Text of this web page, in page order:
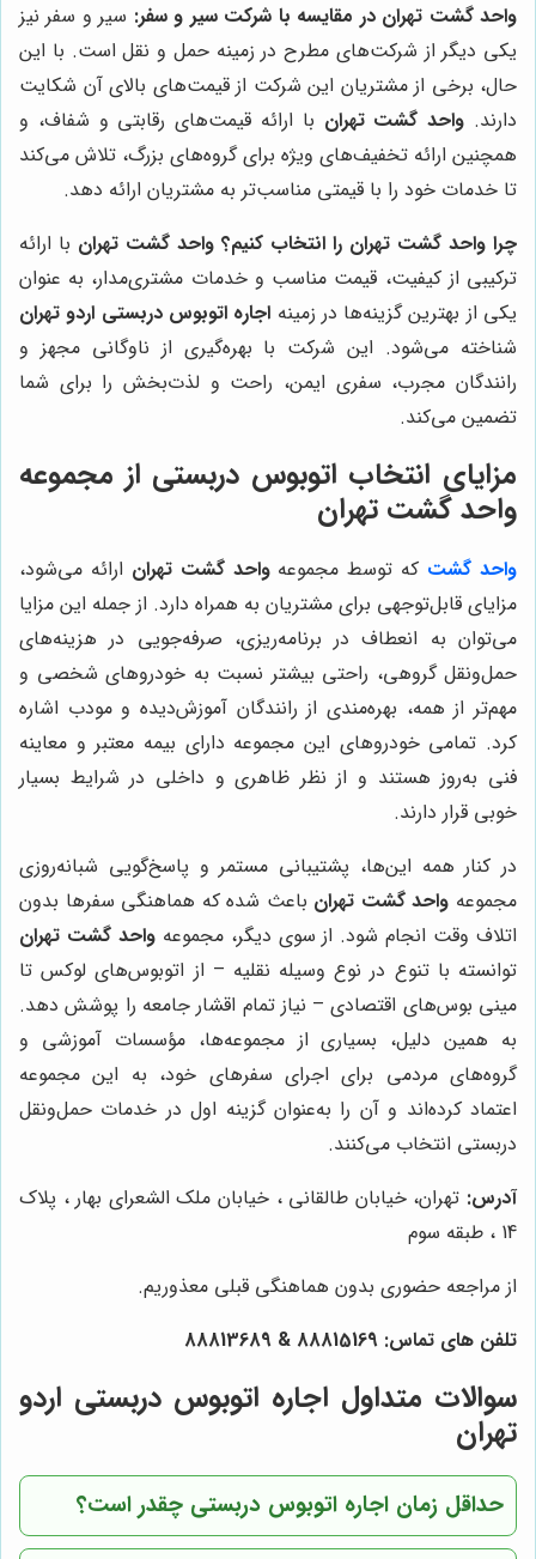
واحد گشت تهران در مقایسه با شرکت سیر و سفر: سیر و سفر نیز
یکی دیگر از شرکت‌های مطرح در زمینه حمل و نقل است. با این
حال، برخی از مشتریان این شرکت از قیمت‌های بالای آن شکایت
دارند. واحد گشت تهران با ارائه قیمت‌های رقابتی و شفاف، و
همچنین ارائه تخفیف‌های ویژه برای گروه‌های بزرگ، تلاش می‌کند
تا خدمات خود را با قیمتی مناسب‌تر به مشتریان ارائه دهد.
چرا واحد گشت تهران را انتخاب کنیم؟ واحد گشت تهران با ارائه
ترکیبی از کیفیت، قیمت مناسب و خدمات مشتری‌مدار، به عنوان
یکی از بهترین گزینه‌ها در زمینه اجاره اتوبوس دربستی اردو تهران
شناخته می‌شود. این شرکت با بهره‌گیری از ناوگانی مجهز و
رانندگان مجرب، سفری ایمن، راحت و لذت‌بخش را برای شما
تضمین می‌کند.
مزایای انتخاب اتوبوس دربستی از مجموعه
واحد گشت تهران
واحد گشت که توسط مجموعهواحد گشت تهران ارائه می‌شود،
مزایای قابل‌توجهی برای مشتریان به همراه دارد. از جمله این مزایا
می‌توان به انعطاف در برنامه‌ریزی، صرفه‌جویی در هزینه‌های
حمل‌ونقل گروهی، راحتی بیشتر نسبت به خودروهای شخصی و
مهم‌تر از همه، بهره‌مندی از رانندگان آموزش‌دیده و مودب اشاره
کرد. تمامی خودروهای این مجموعه دارای بیمه معتبر و معاینه
فنی به‌روز هستند و از نظر ظاهری و داخلی در شرایط بسیار
خوبی قرار دارند.
در کنار همه این‌ها، پشتیبانی مستمر و پاسخ‌گویی شبانه‌روزی
مجموعه واحد گشت تهران باعث شده که هماهنگی سفرها بدون
اتلاف وقت انجام شود. از سوی دیگر، مجموعهواحد گشت تهران
توانسته با تنوع در نوع وسیله نقلیه – از اتوبوس‌های لوکس تا
مینی بوس‌های اقتصادی – نیاز تمام اقشار جامعه را پوشش دهد.
به همین دلیل، بسیاری از مجموعه‌ها، مؤسسات آموزشی و
گروه‌های مردمی برای اجرای سفرهای خود، به این مجموعه
اعتماد کرده‌اند و آن را به‌عنوان گزینه اول در خدمات حمل‌ونقل
دربستی انتخاب می‌کنند.
آدرس: تهران، خیابان طالقانی ، خیابان ملک الشعرای بهار ، پلاک
14 ، طبقه سوم
از مراجعه حضوری بدون هماهنگی قبلی معذوریم.
تلفن های تماس: 88815169
&
88813689
سوالات متداول اجاره اتوبوس دربستی اردو
تهران
حداقل زمان اجاره اتوبوس دربستی چقدر است؟